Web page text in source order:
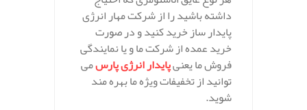
داشته باشید را از شرکت مهار انرژی
پایدار ساز خرید کنید و در صورت
خرید عمده از شرکت ما و یا نمایندگی
فروش ما یعنیپایدار انرژی پارسمی
توانید از تخفیفات ویژه ما بهره مند
شوید.